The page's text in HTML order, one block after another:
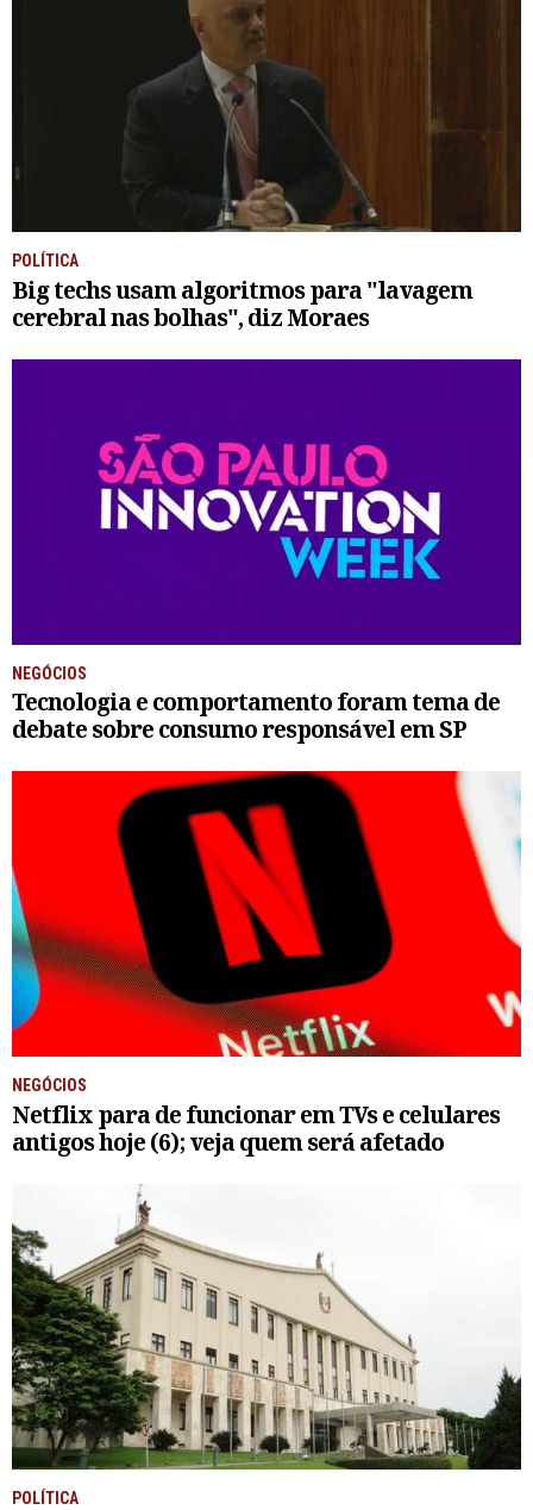
POLÍTICA
Big techs usam algoritmos para "lavagem
cerebral nas bolhas", diz Moraes
NEGÓCIOS
Tecnologia e comportamento foram tema de
debate sobre consumo responsável em SP
NEGÓCIOS
Netflix para de funcionar em TVs e celulares
antigos hoje (6); veja quem será afetado
POLÍTICA